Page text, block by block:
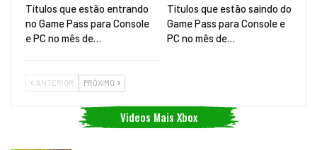
Títulos que estão entrando
no Game Pass para Console
e PC no mês de…
Títulos que estão saindo do
Game Pass para Console e
PC no mês de…
ANTERIOR PRÓXIMO
Videos Mais Xbox